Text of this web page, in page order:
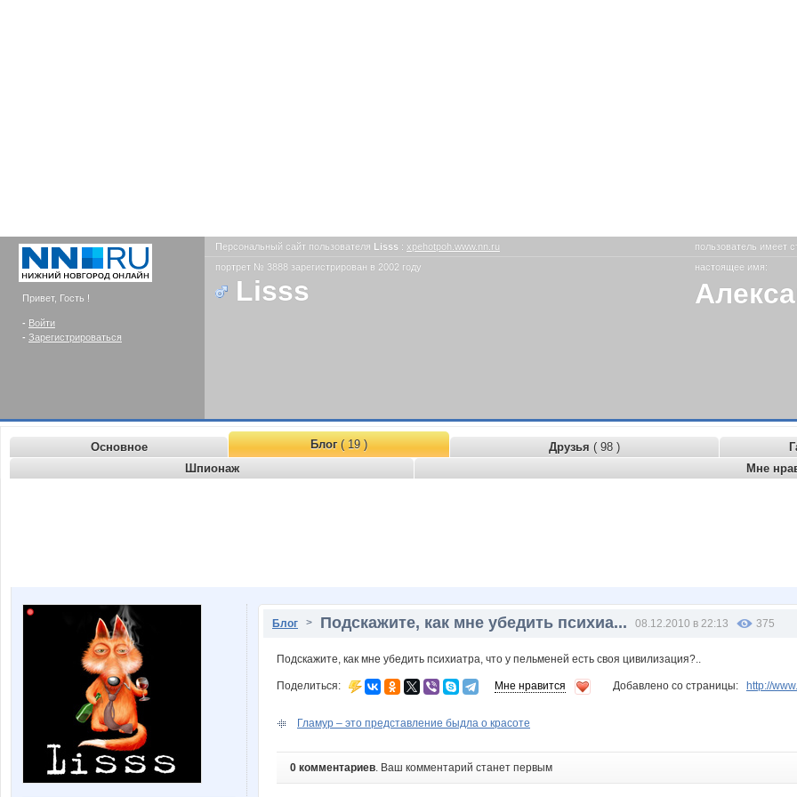
Привет, Гость !
- Войти
- Зарегистрироваться
Персональный сайт пользователя Lisss : xpehotpoh.www.nn.ru пользователь имеет
портрет № 3888 зарегистрирован в 2002 году
Lisss
настоящее имя:
Основное Блог( 19 ) Друзья ( 98 )
Шпионаж
Мне
Блог > Подскажите, как мне убедить психиа... 08.12.2010 в 22:13 375
Подскажите, как мне убедить психиатра, что у пельменей есть своя цивилизация?..
Поделиться: Мне нравится Добавлено со страницы: http://
Гламур – это представление быдла о красоте
0 комментариев. Ваш комментарий станет первым